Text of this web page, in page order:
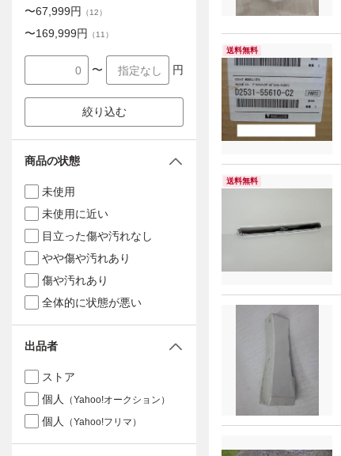
送料無料
送料無料
〜67,999円 （12）
〜169,999円 （11 ）
〜 円
絞り込む
商品の状態
未使用
未使用に近い
目立った傷や汚れなし
やや傷や汚れあり
傷や汚れあり
全体的に状態が悪い
出品者
ストア
個人
（Yahoo!オークション）
個人 （Yahoo!フリマ）